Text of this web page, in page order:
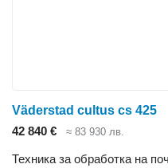
Väderstad cultus cs 425
42 840 €
≈ 83 930 лв.
Техника за обработка на